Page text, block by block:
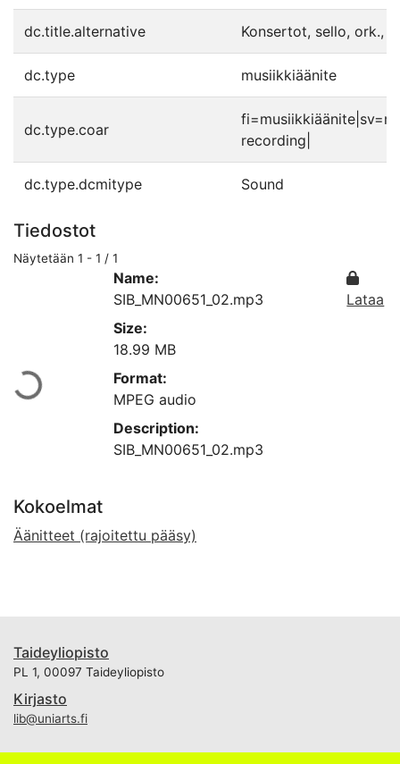
dc.title.alternative Konsertot, sello, ork.,
dc.type musiikkiäänite
dc.type.coar
recording|
dc.type.dcmitype Sound
Tiedostot
Näytetään 1 - 1 / 1
Ladataan...
Name:
SIB_MN00651_02.mp3
Size:
18.99 MB
Format:
MPEG audio
Description:
SIB_MN00651_02.mp3
Lataa
Kokoelmat
Äänitteet (rajoitettu pääsy)
Taideyliopisto
PL 1, 00097 Taideyliopisto
Kirjasto
lib@uniarts.fi